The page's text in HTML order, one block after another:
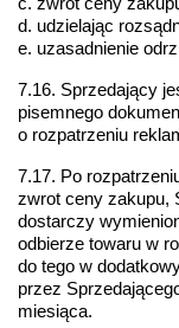
d. udzielając
e. uzasadnienie
7.16. Sprzedający
pisemnego
o rozpatrzeniu
7.17. Po
zwrot ceny zakupu,
dostarczy
odbierze towaru w
do tego w
przez
miesiąca.